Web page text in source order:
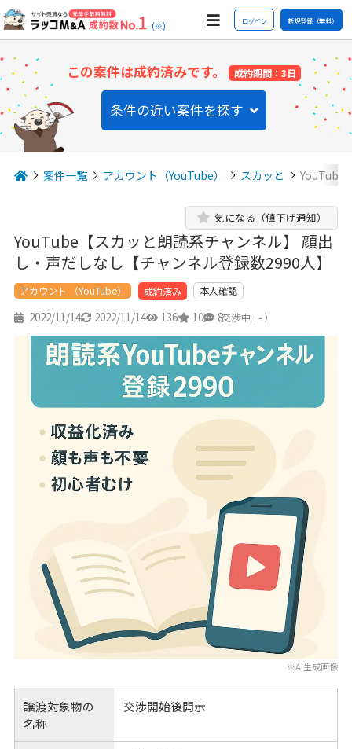
(※) ログイン 新規登録（無料）
この案件は成約済みです。 成約期間：3日
条件の近い案件を探す
案件一覧 アカウント（YouTube） スカッと YouTube
YouTube【スカッと朗読系チャンネル】 顔出
し・声だしなし【チャンネル登録数2990人】
気になる（値下げ通知）
アカウント （YouTube） 成約済み 本人確認
2022/11/14 2022/11/14 136 10 8
（交渉中 : - ）
※AI生成画像
譲渡対象物の
名称
交渉開始後開示